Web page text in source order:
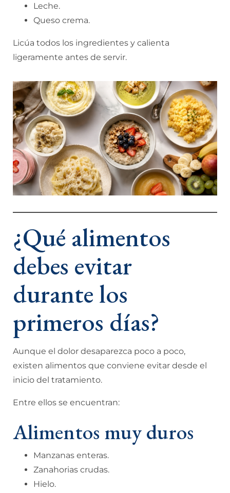
Leche.
Queso crema.
Licúa todos los ingredientes y calienta
ligeramente antes de servir.
¿Qué alimentos
debes evitar
durante los
primeros días?
Aunque el dolor desaparezca poco a poco,
existen alimentos que conviene evitar desde el
inicio del tratamiento.
Entre ellos se encuentran:
Alimentos muy duros
Manzanas enteras.
Zanahorias crudas.
Hielo.